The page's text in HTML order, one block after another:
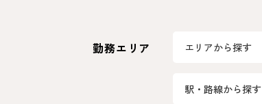
勤務エリア エリアから探す
駅・路線から探す